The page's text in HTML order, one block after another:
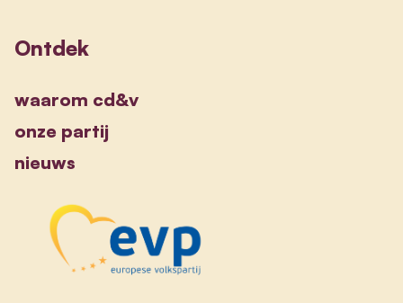
Ontdek
waarom cd&v
onze partij
nieuws